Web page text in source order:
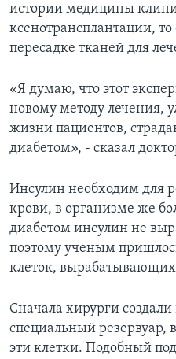
Языки
истории медицины
ксенотрансплантации,
пересадке тканей для
«Я думаю, что этот
новому методу лечения,
жизни пациентов,
диабетом», - сказал
Инсулин необходим для
крови, в организме же
диабетом инсулин не
поэтому ученым
клеток, вырабатывающих
Сначала хирурги
специальный резервуар,
эти клетки. Подобный